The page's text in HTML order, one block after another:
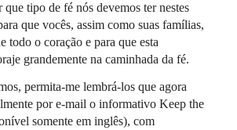
que tipo de fé nós devemos ter nestes
que vocês, assim como suas famílias,
todo o coração e para que esta
grandemente na caminhada da fé.
permita-me lembrá-los que agora
por e-mail o informativo Keep the
somente em inglês), com